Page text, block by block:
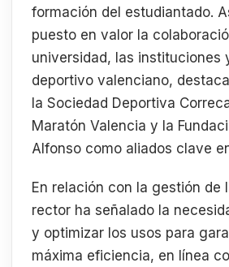
formación del estudiantado.
puesto en valor la
universidad, las instituciones
deportivo valenciano,
la Sociedad Deportiva
Maratón Valencia y la
Alfonso como aliados clave
En relación con la gestión de
rector ha señalado la
y optimizar los usos para
máxima eficiencia, en línea